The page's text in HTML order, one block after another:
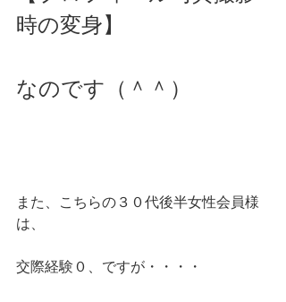
時の変身】
なのです（＾＾）
また、こちらの３０代後半女性会員様
は、
交際経験０、ですが・・・・